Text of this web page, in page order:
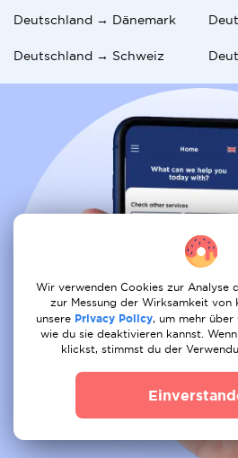
Deutschland → Dänemark
Deutschland → Schweiz
Wir verwenden Cookies zur Analyse
zur Messung der Wirksamkeit von
unsere Privacy Policy, um mehr über
wie du sie deaktivieren kannst.
klickst, stimmst du der